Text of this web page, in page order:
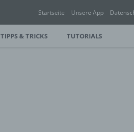
Startseite Unsere App
TIPPS & TRICKS TUTORIALS